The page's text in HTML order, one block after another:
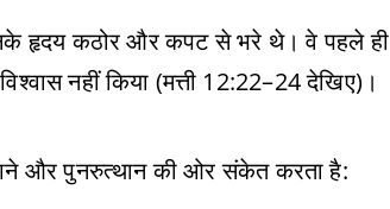
उनके हृदय कठोर और कपट से भरे थे। वे पहले ही
नहीं किया (मत्ती 12:22–24 देखिए)।
और पुनरुत्थान की ओर संकेत करता है: